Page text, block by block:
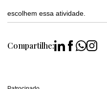
escolhem essa atividade.
Compartilhe: